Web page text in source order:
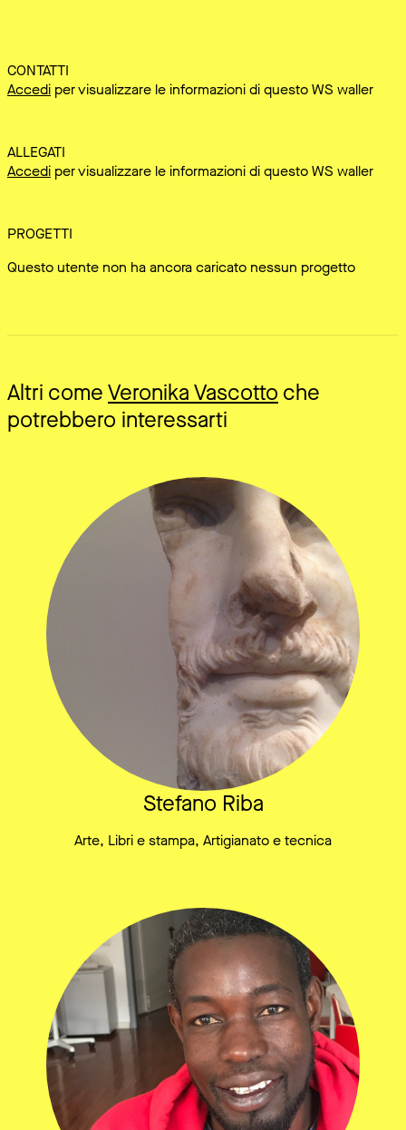
CONTATTI
Accedi per visualizzare le informazioni di questo WS waller
ALLEGATI
Accedi per visualizzare le informazioni di questo WS waller
PROGETTI
Questo utente non ha ancora caricato nessun progetto
Altri comeVeronika Vascotto che
potrebbero interessarti
Stefano Riba
Arte, Libri e stampa, Artigianato e tecnica